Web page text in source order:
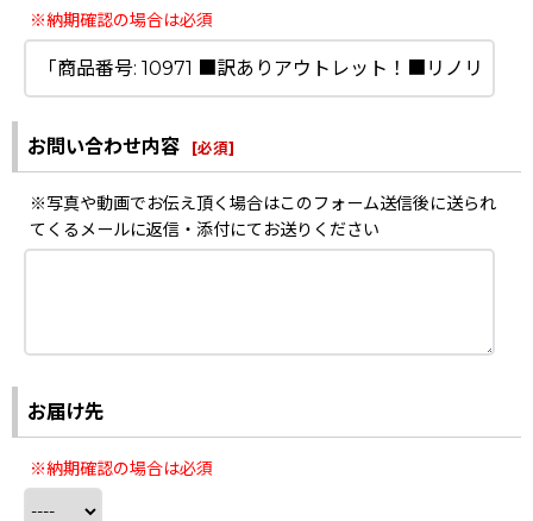
※納期確認の場合は必須
お問い合わせ内容 [必須]
※写真や動画でお伝え頂く場合はこのフォーム送信後に送られ
てくるメールに返信・添付にてお送りください
お届け先
※納期確認の場合は必須